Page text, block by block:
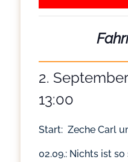
2.
13:00
Start: Zeche Carl
02.09.: Nichts ist